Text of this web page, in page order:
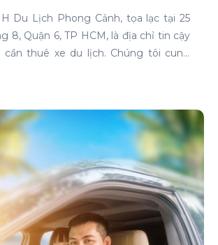
Du Lịch Phong Cảnh, tọa lạc tại 25
8, Quận 6, TP HCM, là địa chỉ tin cậy
cần thuê xe du lịch. Chúng tôi cung